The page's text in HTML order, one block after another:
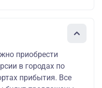
приобрести
в городах по
прибытия. Все